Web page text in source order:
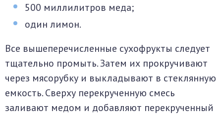
500 миллилитров меда;
один лимон.
Все вышеперечисленные сухофрукты следует
тщательно промыть. Затем их прокручивают
через мясорубку и выкладывают в стеклянную
емкость. Сверху перекрученную смесь
заливают медом и добавляют перекрученный